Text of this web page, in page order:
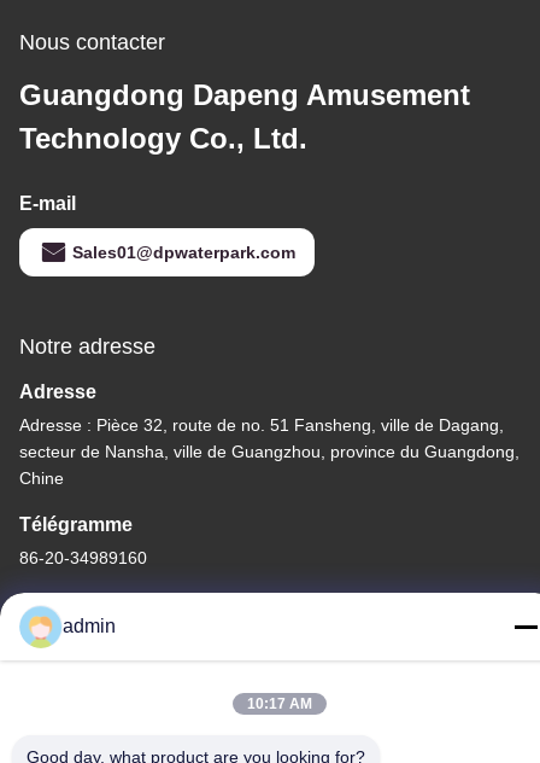
Nous contacter
Guangdong Dapeng Amusement
Technology Co., Ltd.
E-mail
Sales01@dpwaterpark.com
Notre adresse
Adresse
Adresse : Pièce 32, route de no. 51 Fansheng, ville de Dagang,
secteur de Nansha, ville de Guangzhou, province du Guangdong,
Chine
Télégramme
86-20-34989160
Politique de confidentialité |
admin
10:17 AM
Good day, what product are you looking for?